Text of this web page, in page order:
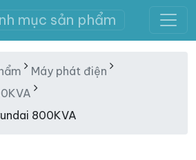
mục sản phẩm
Máy phát điện
800KVA